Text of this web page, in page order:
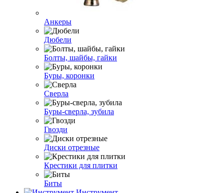
Анкеры
Дюбели
Болты, шайбы, гайки
Буры, коронки
Сверла
Буры-сверла, зубила
Гвозди
Диски отрезные
Крестики для плитки
Биты